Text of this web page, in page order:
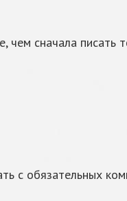
сначала писать
с обязательных